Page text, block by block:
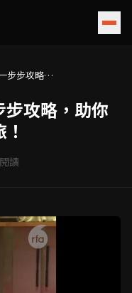
步步攻略，
步攻略，助你
讀